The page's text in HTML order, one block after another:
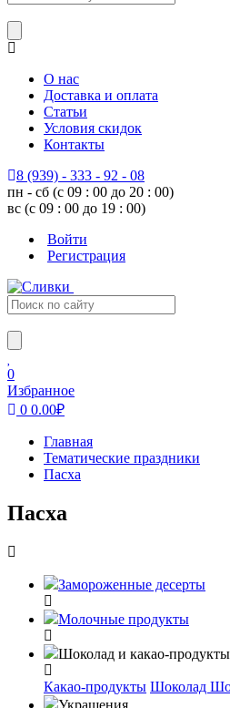
О нас
Доставка и оплата
Статьи
Условия скидок
Контакты
8 (939) - 333 - 92 - 08
пн - сб (с 09 : 00 до 20 : 00)
вс (с 09 : 00 до 19 : 00)
Войти
Регистрация
0
Избранное
0 0.00₽
Главная
Тематические праздники
Пасха
Пасха
Замороженные десерты
Молочные продукты
Шоколад и какао-продукты
Какао-продукты Шоколад
Украшения